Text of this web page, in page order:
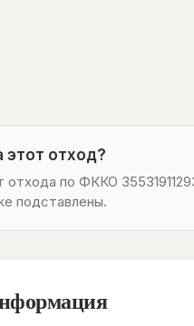
этот отход?
отхода по ФККО
подставлены.